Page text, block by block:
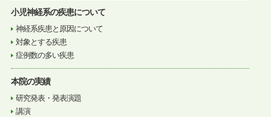
小児神経系の疾患について
神経系疾患と原因について
対象とする疾患
症例数の多い疾患
本院の実績
研究発表・発表演題
講演